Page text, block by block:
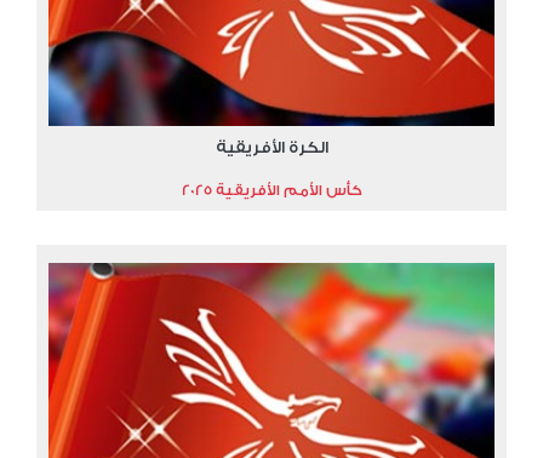
الكرة الأفريقية
كأس الأمم الأفريقية 2025